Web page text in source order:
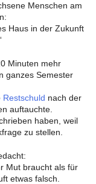
Menschen am
Haus in der Zukunft
Minuten mehr
ganzes Semester
Restschuld nach der
auftauchte.
haben, weil
zu stellen.
Mut braucht als für
etwas falsch.